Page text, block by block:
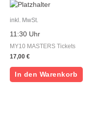
inkl. MwSt.
11:30 Uhr
MY10 MASTERS Tickets
17,00 €
In den Warenkorb